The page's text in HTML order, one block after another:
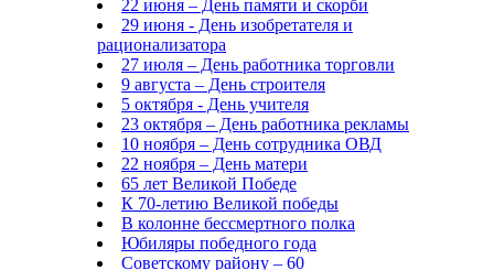
22 июня – День памяти и скорби
29 июня - День изобретателя и
рационализатора
27 июля – День работника торговли
9 августа – День строителя
5 октября - День учителя
23 октября – День работника рекламы
10 ноября – День сотрудника ОВД
22 ноября – День матери
65 лет Великой Победе
К 70-летию Великой победы
В колонне бессмертного полка
Юбиляры победного года
Советскому району – 60